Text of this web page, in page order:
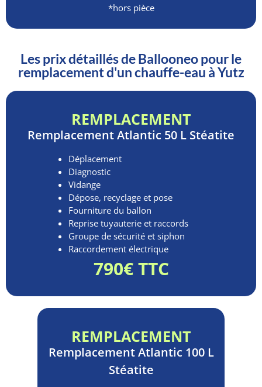
*hors pièce
Les prix détaillés de Ballooneo pour le
remplacement d'un chauffe-eau à Yutz
REMPLACEMENT
RemplacementAtlantic 50 L Stéatite
Déplacement
Diagnostic
Vidange
Dépose, recyclage et pose
Fourniture du ballon
Reprise tuyauterie et raccords
Groupe de sécurité et siphon
Raccordement électrique
790€ TTC
REMPLACEMENT
RemplacementAtlantic 100 L
Stéatite